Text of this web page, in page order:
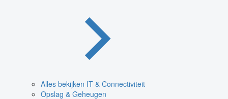
Alles bekijken IT & Connectiviteit
Opslag & Geheugen